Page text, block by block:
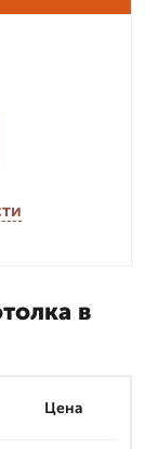
в
Цена